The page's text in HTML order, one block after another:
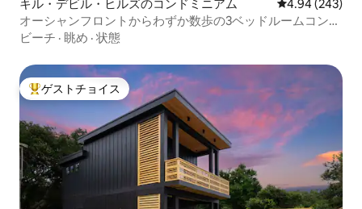
キル・デビル・ヒルズのコンドミニアム レビュー243
4.94 (243)
オーシャンフロントからわずか数歩の3ベッドルームコンド
ミニアム！
ビーチ · 眺め · 状態
大好評のゲストチョイスです。
ゲストチョイス